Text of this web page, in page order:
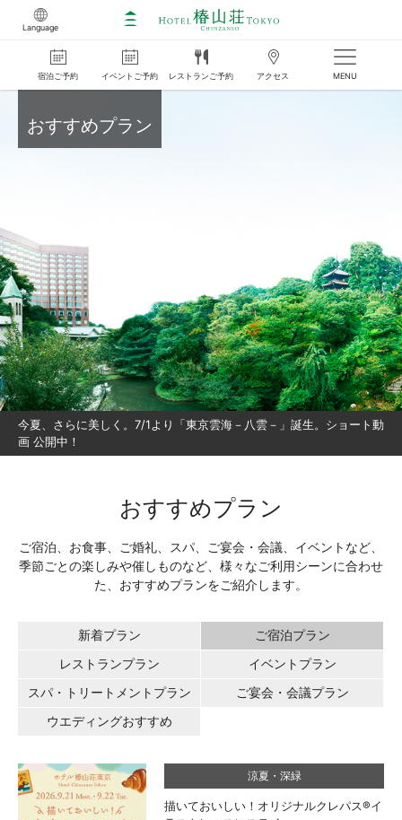
Language
宿泊ご予約 イベント ご予約 レストラン ご予約 アクセス MENU
おすすめプラン
今夏、さらに美しく。7/1より「東京雲海－八雲－」誕生。ショート動
画 公開中！
おすすめプラン
ご宿泊、お食事、ご婚礼、スパ、ご宴会・会議、イベントなど、
季節ごとの楽しみや催しものなど、様々なご利用シーンに合わせ
た、おすすめプランをご紹介します。
新着プラン ご宿泊プラン
レストランプラン イベントプラン
スパ・トリートメントプラン ご宴会・会議プラン
ウエディングおすすめ
涼夏・深緑
描いておいしい！オリジナルクレパス®イ